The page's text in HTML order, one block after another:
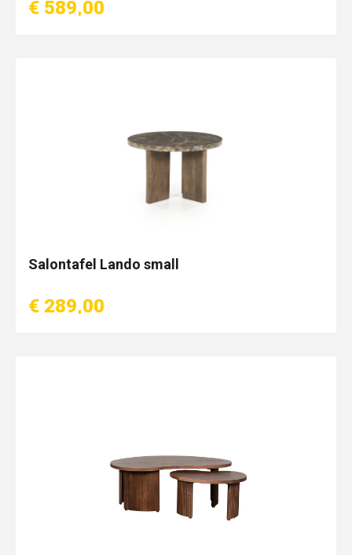
€ 589,00
Salontafel Lando small
€ 289,00